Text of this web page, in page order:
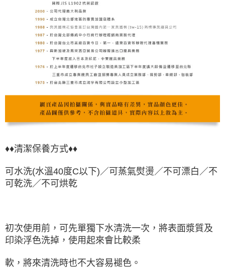
♦♦清潔保養方式♦♦
可水洗(水溫40度C以下)／可蒸氣熨燙／不可漂白／不
可乾洗／不可烘乾
初次使用前，可先單獨下水清洗一次，將表面漿質及
印染浮色洗掉，使用起來會比較柔
軟，將來清洗時也不大容易褪色。